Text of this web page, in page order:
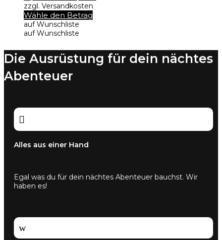
zzgl. Versandkosten
Wähle den Betrag
Varianten
auf.
Die
werden
auf Wunschliste
auf Wunschliste
Die Ausrüstung für dein nächtes
Abenteuer

Alles aus einer Hand
Egal was du für dein nächtes Abenteuer bauchst. Wir
haben es!
w